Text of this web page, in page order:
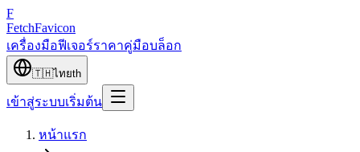
F
FetchFavicon
เครื่องมือฟีเจอร์ราคาคู่มือบล็อก
🇹🇭ไทยth
เข้าสู่ระบบเริ่มต้น
หน้าแรก